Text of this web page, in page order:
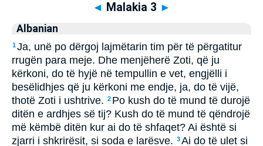
◄ Malakia 3 ►
Albanian
1Ja, unë po dërgoj lajmëtarin tim për të përgatitur
rrugën para meje. Dhe menjëherë Zoti, që ju
kërkoni, do të hyjë në tempullin e vet, engjëlli i
besëlidhjes që ju kërkoni me endje, ja, do të vijë,
thotë Zoti i ushtrive. 2 Po kush do të mund të durojë
ditën e ardhjes së tij? Kush do të mund të qëndrojë
më këmbë ditën kur ai do të shfaqet? Ai është si
zjarri i shkrirësit, si soda e larësve. 3Ai do të ulet si